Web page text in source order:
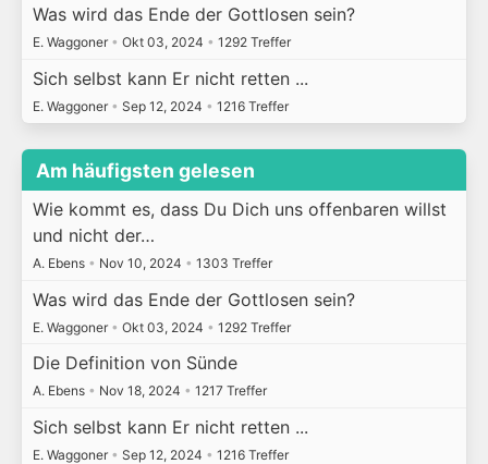
Was wird das Ende der Gottlosen sein?
E. Waggoner • Okt 03, 2024 • 1292 Treffer
Sich selbst kann Er nicht retten ...
E. Waggoner • Sep 12, 2024 • 1216 Treffer
Am häufigsten gelesen
Wie kommt es, dass Du Dich uns offenbaren willst
und nicht der…
A. Ebens • Nov 10, 2024 • 1303 Treffer
Was wird das Ende der Gottlosen sein?
E. Waggoner • Okt 03, 2024 • 1292 Treffer
Die Definition von Sünde
A. Ebens • Nov 18, 2024 • 1217 Treffer
Sich selbst kann Er nicht retten ...
E. Waggoner • Sep 12, 2024 • 1216 Treffer